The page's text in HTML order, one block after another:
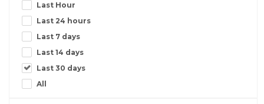
Last Hour
Last 24 hours
Last 7 days
Last 14 days
Last 30 days
All